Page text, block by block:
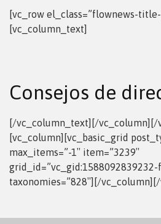
[vc_row el_class=”flownews-
[vc_column_text]
Consejos de
[/vc_column_text][/vc_column][/
[vc_column][vc_basic_grid
max_items=”-1″ item=”3239″
grid_id=”vc_gid:1588092839232-
taxonomies=”828″][/